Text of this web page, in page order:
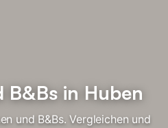
B&Bs in Huben
und B&Bs. Vergleichen und